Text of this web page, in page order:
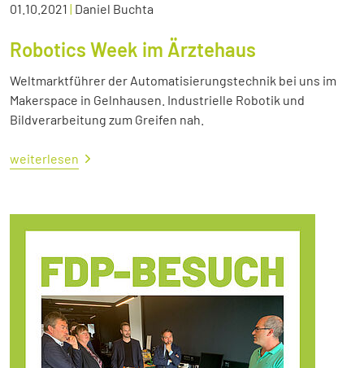
01.10.2021 | Daniel Buchta
Robotics Week im Ärztehaus
Weltmarktführer der Automatisierungstechnik bei uns im
Makerspace in Gelnhausen. Industrielle Robotik und
Bildverarbeitung zum Greifen nah.
weiterlesen